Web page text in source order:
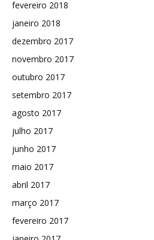
fevereiro 2018
janeiro 2018
dezembro 2017
novembro 2017
outubro 2017
setembro 2017
agosto 2017
julho 2017
junho 2017
maio 2017
abril 2017
março 2017
fevereiro 2017